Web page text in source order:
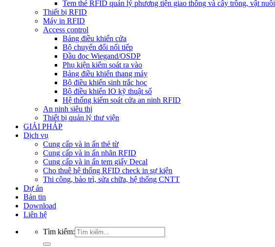
Tem thẻ RFID quản lý phương tiện giao thông và cây trồng, vật nuôi
Thiết bị RFID
Máy in RFID
Access control
Bảng điều khiển cửa
Bộ chuyển đổi nối tiếp
Đầu đọc Wiegand/OSDP
Phụ kiện kiểm soát ra vào
Bảng điều khiển thang máy
Bộ điều khiển sinh trắc học
Bộ điều khiển IO kỹ thuật số
Hệ thống kiểm soát cửa an ninh RFID
An ninh siêu thị
Thiết bị quản lý thư viện
GIẢI PHÁP
Dịch vụ
Cung cấp và in ấn thẻ từ
Cung cấp và in ấn nhãn RFID
Cung cấp và in ấn tem giấy Decal
Cho thuê hệ thống RFID check in sự kiện
Thi công, bảo trì, sửa chữa, hệ thống CNTT
Dự án
Bản tin
Download
Liên hệ
Tìm kiếm: